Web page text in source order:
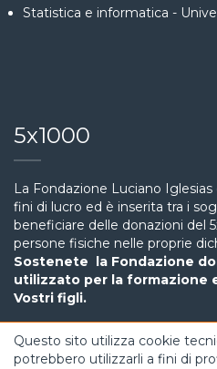
Questo sito utilizza cookie
potrebbero utilizzarli a fini di
Statistica e informatica -
5x1000
La Fondazione Luciano
fini di lucro ed è inserita tra i
beneficiare delle donazioni del
persone fisiche nelle proprie
Sostenete la Fondazione
utilizzato per la formazione
Vostri figli.